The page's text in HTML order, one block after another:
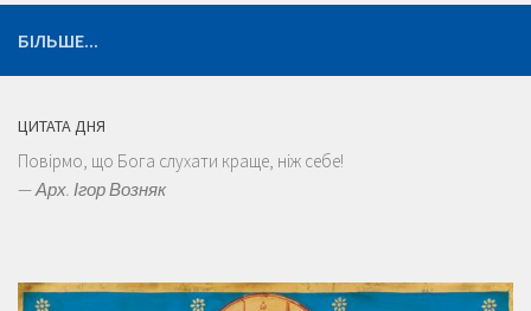
БІЛЬШЕ...
ЦИТАТА ДНЯ
Повірмо, що Бога слухати краще, ніж себе!
—Арх. Ігор Возняк